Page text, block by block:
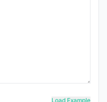
Load Example